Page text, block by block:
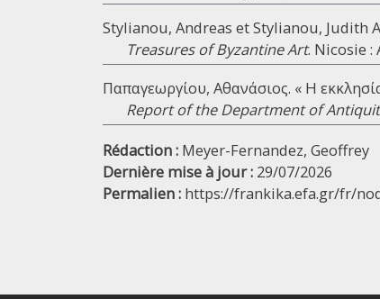
Stylianou, Andreas et Stylianou, Judith
Treasures of Byzantine Art. Nicosie :
Παπαγεωργίου, Αθανάσιος. « Η
Report of the Department of
Rédaction : Meyer-Fernandez, Geoffrey
Dernière mise à jour : 29/07/2026
Permalien : https://frankika.efa.gr/fr/